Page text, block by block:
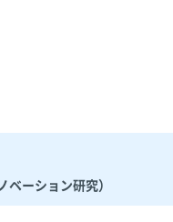
ベーション研究）